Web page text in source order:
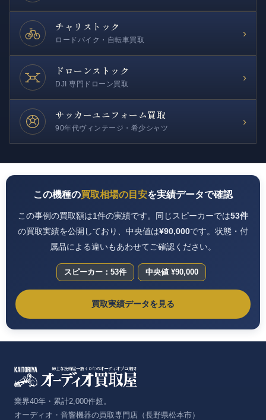
チャリストック
ロードバイク・自転車買取
›
ドローンストック
DJI 専門ドローン買取
›
サッカーユニフォーム買取
90年代ヴィンテージ・希少シャツ
›
この機種の買取相場の目安を実績データで確認
この事例の買取額は1件の実績です。同じスピーカーでは53件
の買取実績を公開しており、中央値は¥90,000です。状態・付
属品による違いもあわせてご確認ください。
スピーカー：53件 中央値 ¥90,000
買取実績データを見る
業界40年・累計2,000件超。
オーディオ・音響機器の買取専門店（長野県松本市）